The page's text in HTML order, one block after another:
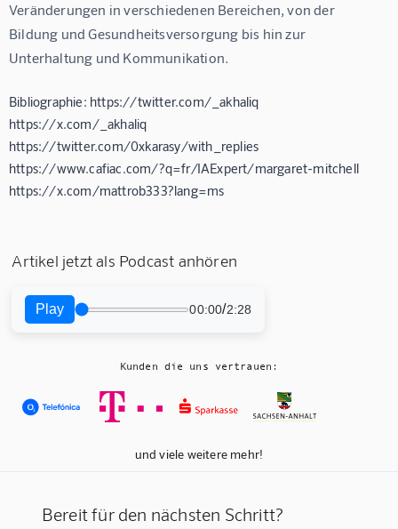
Veränderungen in verschiedenen Bereichen, von der
Bildung und Gesundheitsversorgung bis hin zur
Unterhaltung und Kommunikation.
Bibliographie: https://twitter.com/_akhaliq
https://x.com/_akhaliq
https://twitter.com/0xkarasy/with_replies
https://www.cafiac.com/?q=fr/IAExpert/margaret-mitchell
https://x.com/mattrob333?lang=ms
Artikel jetzt als Podcast anhören
Play 00:00/2:28
Kunden die uns vertrauen:
und viele weitere mehr!
Bereit für den nächsten Schritt?